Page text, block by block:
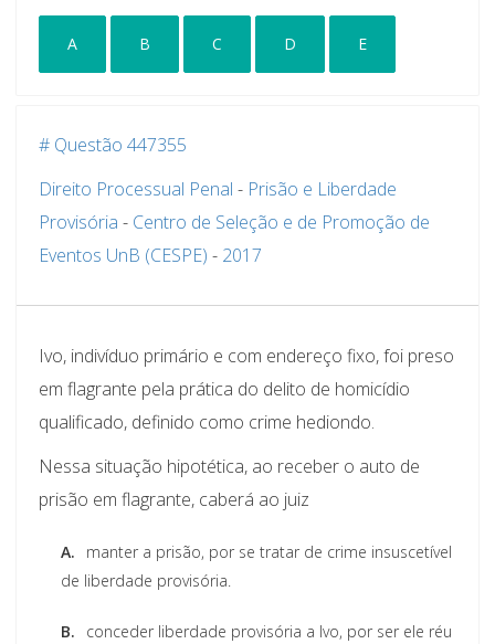
A B C D E
# Questão 447355
Direito Processual Penal - Prisão e Liberdade
Provisória - Centro de Seleção e de Promoção de
Eventos UnB (CESPE) - 2017
Ivo, indivíduo primário e com endereço fixo, foi preso
em flagrante pela prática do delito de homicídio
qualificado, definido como crime hediondo.
Nessa situação hipotética, ao receber o auto de
prisão em flagrante, caberá ao juiz
A.
manter a prisão, por se tratar de crime insuscetível
de liberdade provisória.
B.
conceder liberdade provisória a Ivo, por ser ele réu